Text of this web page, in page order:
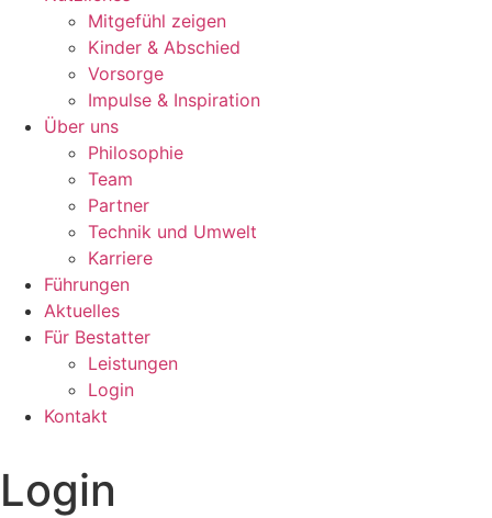
Mitgefühl zeigen
Kinder & Abschied
Vorsorge
Impulse & Inspiration​
Über uns
Philosophie
Team
Partner
Technik und Umwelt
Karriere
Führungen
Aktuelles
Für Bestatter
Leistungen
Login
Kontakt
Login